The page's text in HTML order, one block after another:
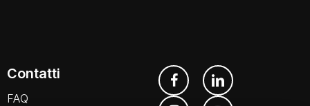
Contatti
FAQ